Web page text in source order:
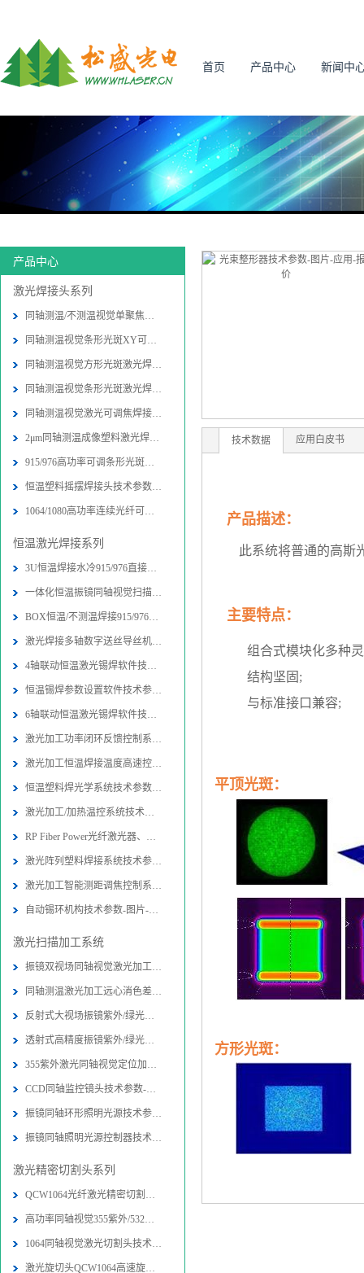
首页 产品中心 新闻中
产品中心
激光焊接头系列
同轴测温/不测温视觉单聚焦激光焊接
同轴测温视觉条形光斑XY可调激光焊接
同轴测温视觉方形光斑激光焊接头技术
同轴测温视觉条形光斑激光焊接头技术
同轴测温视觉激光可调焦焊接头技术参
2μm同轴测温成像塑料激光焊接头技术
915/976高功率可调条形光斑激光封边
恒温塑料摇摆焊接头技术参数-图片-应
1064/1080高功率连续光纤可调条形光
恒温激光焊接系列
3U恒温焊接水冷915/976直接半导体激
一体化恒温振镜同轴视觉扫描焊接加工
BOX恒温/不测温焊接915/976直接半导
激光焊接多轴数字送丝导丝机构技术参
4轴联动恒温激光锡焊软件技术参数-图
恒温锡焊参数设置软件技术参数-图片
6轴联动恒温激光锡焊软件技术参数-图
激光加工功率闭环反馈控制系统技术参
激光加工恒温焊接温度高速控制系统技
恒温塑料焊光学系统技术参数-图片-应
激光加工/加热温控系统技术参数-图片
RP Fiber Power光纤激光器、放大器
激光阵列塑料焊接系统技术参数-图片
激光加工智能测距调焦控制系统-图片
自动锡环机构技术参数-图片-应用-报
激光扫描加工系统
振镜双视场同轴视觉激光加工光路系统
同轴测温激光加工远心消色差扫描物镜
反射式大视场振镜紫外/绿光同轴视觉
透射式高精度振镜紫外/绿光内同轴视
355紫外激光同轴视觉定位加工系统技
CCD同轴监控镜头技术参数-图片-应用
振镜同轴环形照明光源技术参数-图片
振镜同轴照明光源控制器技术参数-图
激光精密切割头系列
QCW1064光纤激光精密切割头技术参数
高功率同轴视觉355紫外/532绿光精密
1064同轴视觉激光切割头技术参数-图
激光旋切头QCW1064高速旋转精密切割
技术数据 应用白皮书
产品描述：
此系统将普通的高斯
主要特点：
组合式模块化多种
结构坚固;
与标准接口兼容;
平顶光斑：
方形光斑：